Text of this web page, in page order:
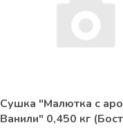
Сушка "Малютка с
Ванили" 0,450 кг